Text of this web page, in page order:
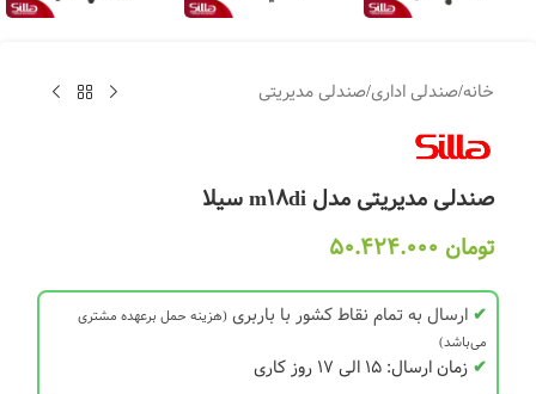
خانه/صندلی اداری/صندلی مدیریتی
صندلی مدیریتی مدل m18di سیلا
تومان
✔ ارسال به تمام نقاط کشور با باربری(هزینه حمل برعهده مشتری
می‌باشد)
✔ زمان ارسال: 15 الی 17 روز کاری